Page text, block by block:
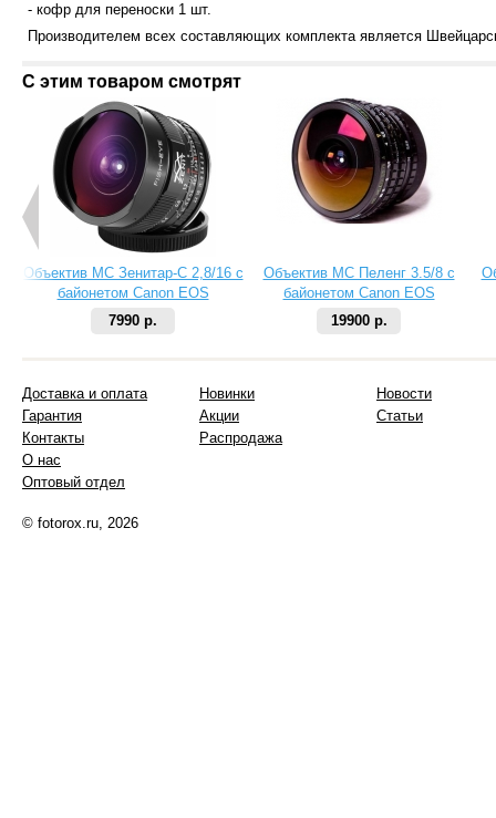
- кофр для переноски 1 шт.
Производителем всех составляющих комплекта является
С этим товаром смотрят
Объектив МС Зенитар-C 2,8/16 с
байонетом Canon EOS
7990 р.
Объектив МС Пеленг 3.5/8 с
байонетом Canon EOS
19900 р.
Доставка и оплата
Гарантия
Контакты
О нас
Оптовый отдел
Новинки
Акции
Распродажа
Новости
Статьи
© fotorox.ru, 2026